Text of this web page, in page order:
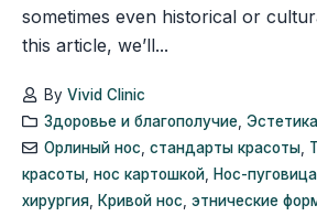
sometimes even historical or
this article, we’ll...
By Vivid Clinic
Здоровье и благополучие,
Орлиный нос стандарты красоты,
красоты нос картошкой Нос-пуговица
хирургия
Кривой нос этнические